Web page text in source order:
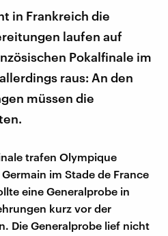
in Frankreich die
laufen auf
Pokalfinale im
raus: An den
müssen die
trafen Olympique
im Stade de France
eine Generalprobe in
kurz vor der
Die Generalprobe lief nicht